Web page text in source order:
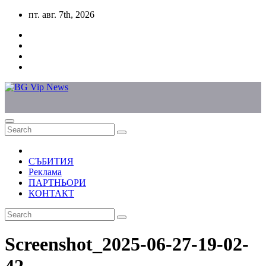
Skip
content
пт. авг. 7th, 2026
СЪБИТИЯ
Реклама
ПАРТНЬОРИ
КОНТАКТ
Screenshot_2025-06-27-19-02-